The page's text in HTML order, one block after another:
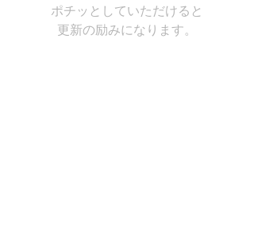
ポチッとしていただけると
更新の励みになります。